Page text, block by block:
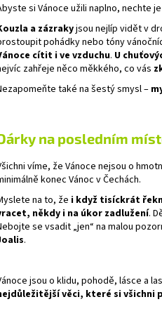
si Vánoce užili naplno, nechte
a zázrakyjsou nejlíp vidět v
pohádky nebo tóny
cítit i ve vzduchu. U
zahřeje něco měkkého, co vás
také na šestý smysl –
na posledním
víme, že Vánoce nejsou o
konec Vánoc v Čechách.
na to, že i když tisíckrát
někdy i na úkor zadlužení.
se vsadit „jen“ na malou
.
jsou o klidu, pohodě, lásce a
věci, které si všichni